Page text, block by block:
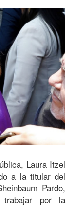
Laura Itzel
a la titular del
Pardo,
por la